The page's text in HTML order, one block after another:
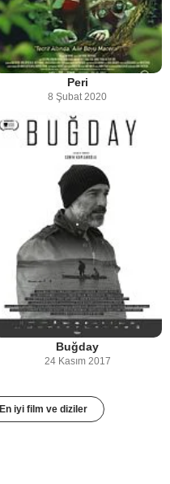
Peri
8 Şubat 2020
Buğday
24 Kasım 2017
En iyi film ve diziler